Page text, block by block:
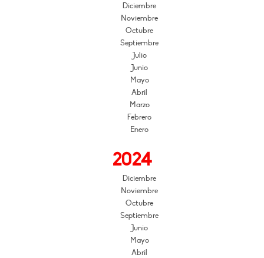
Diciembre
Noviembre
Octubre
Septiembre
Julio
Junio
Mayo
Abril
Marzo
Febrero
Enero
2024
Diciembre
Noviembre
Octubre
Septiembre
Junio
Mayo
Abril